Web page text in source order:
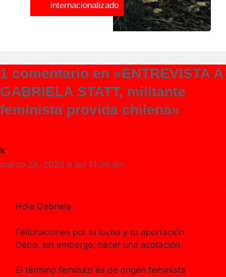
internacionalizado
1 comentario en «ENTREVISTA A
GABRIELA STATT, militante
feminista provida chilena»
k
marzo 29, 2023 a las 11:26 pm
Hola Gabriela
Felicitaciones por tu lucha y tu aportación.
Debo, sin embargo, hacer una acotación.
El término feminazi es de origen feminista